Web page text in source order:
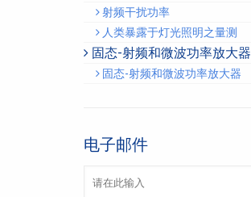
射频干扰功率
人类暴露于灯光照明之量测
固态-射频和微波功率放大器
固态-射频和微波功率放大器
电子邮件